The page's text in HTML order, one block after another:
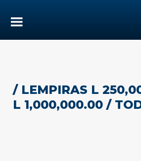
/ LEMPIRAS L
L 1,000,000.00 /